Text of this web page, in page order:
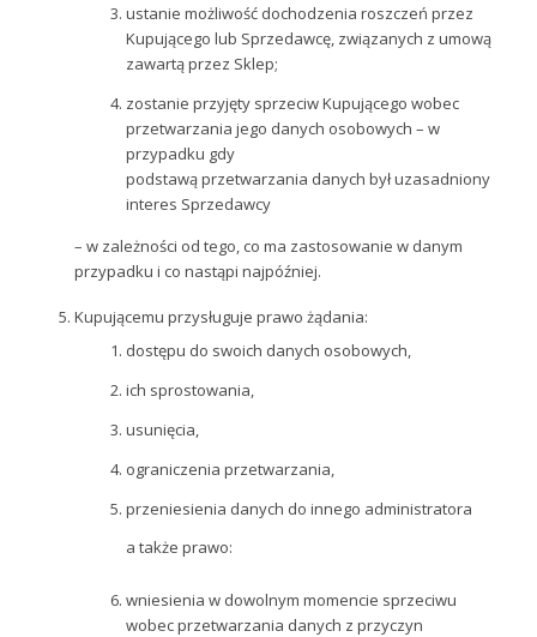
ustanie możliwość dochodzenia roszczeń przez
Kupującego lub Sprzedawcę, związanych z umową
zawartą przez Sklep;
zostanie przyjęty sprzeciw Kupującego wobec
przetwarzania jego danych osobowych – w
przypadku gdy
podstawą przetwarzania danych był uzasadniony
interes Sprzedawcy
– w zależności od tego, co ma zastosowanie w danym
przypadku i co nastąpi najpóźniej.
Kupującemu przysługuje prawo żądania:
dostępu do swoich danych osobowych,
ich sprostowania,
usunięcia,
ograniczenia przetwarzania,
przeniesienia danych do innego administratora
a także prawo:
wniesienia w dowolnym momencie sprzeciwu
wobec przetwarzania danych z przyczyn